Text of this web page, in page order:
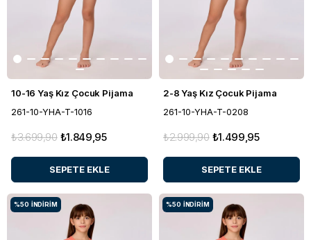
10-16 Yaş Kız Çocuk Pijama
261-10-YHA-T-1016
₺1.849,95
₺3.699,90
SEPETE EKLE
2-8 Yaş Kız Çocuk Pijama
261-10-YHA-T-0208
₺1.499,95
₺2.999,90
SEPETE EKLE
%50 İNDIRIM %50 İNDIRIM